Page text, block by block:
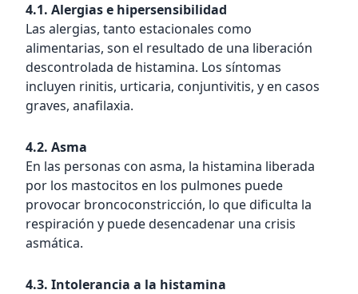
4.1. Alergias e hipersensibilidad
Las alergias, tanto estacionales como
alimentarias, son el resultado de una liberación
descontrolada de histamina. Los síntomas
incluyen rinitis, urticaria, conjuntivitis, y en casos
graves, anafilaxia.
4.2. Asma
En las personas con asma, la histamina liberada
por los mastocitos en los pulmones puede
provocar broncoconstricción, lo que dificulta la
respiración y puede desencadenar una crisis
asmática.
4.3. Intolerancia a la histamina